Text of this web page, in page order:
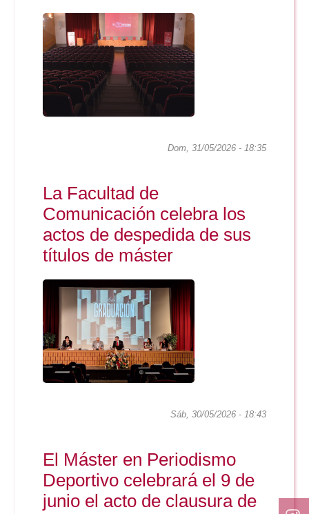
Dom, 31/05/2026 - 18:35
La Facultad de
Comunicación celebra los
actos de despedida de sus
títulos de máster
Sáb, 30/05/2026 - 18:43
El Máster en Periodismo
Deportivo celebrará el 9 de
junio el acto de clausura de